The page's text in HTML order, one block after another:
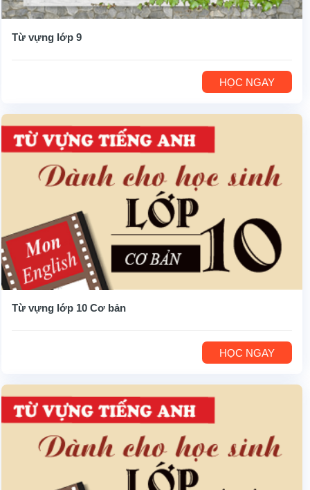
Từ vựng lớp 9
HỌC NGAY
Từ vựng lớp 10 Cơ bản
HỌC NGAY